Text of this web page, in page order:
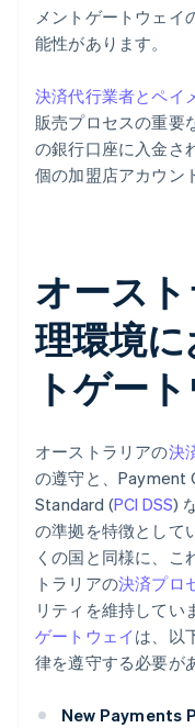
メントゲートウェイ
能性があります。
決済代行業者とペイ
販売プロセスの重要
の銀行口座に入金さ
個の加盟店アカウン
オース
理環境
トゲー
オーストラリアの決
の遵守と、Payment
Standard (PCI DSS)
の準拠を特徴として
くの国と同様に、こ
トラリアの決済プロ
リティを維持してい
ゲートウェイは、以
律を遵守する必要が
New Payments